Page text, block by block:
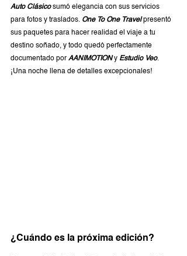
Auto Clásico sumó elegancia con sus servicios
para fotos y traslados. One To One Travel presentó
sus paquetes para hacer realidad el viaje a tu
destino soñado, y todo quedó perfectamente
documentado por AANIMOTION y Estudio Veo.
¡Una noche llena de detalles excepcionales!
¿Cuándo es la próxima edición?